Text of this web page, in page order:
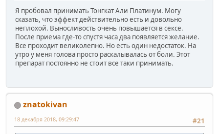
Я пробовал принимать Тонгкат Али Платинум. Могу
сказать, что эффект действительно есть и довольно
неплохой. Выносливость очень повышается в сексе.
После приема где-то спустя часа два появляется желание.
Все проходит великолепно. Но есть один недостаток. На
утро у меня голова просто раскалывалась от боли. Этот
препарат постоянно не стоит все таки принимать.
znatokivan
#21
18 декабря 2018, 09:29:47